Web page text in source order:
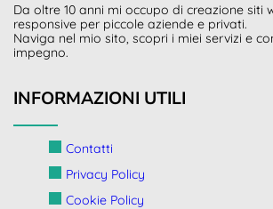
Da oltre 10 anni mi occupo di creazione siti
responsive per piccole aziende e privati.
Naviga nel mio sito, scopri i miei servizi e
impegno.
INFORMAZIONI UTILI
Contatti
Privacy Policy
Cookie Policy